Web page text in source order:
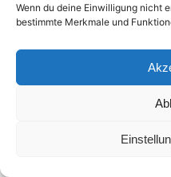
Wenn du deine Einwilligung nicht
bestimmte Merkmale und
ImpressumDatenschutz